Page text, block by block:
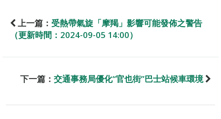
上一篇： 受熱帶氣旋「摩羯」影響可能發佈之警告
（更新時間：2024-09-05 14:00）
下一篇： 交通事務局優化“官也街”巴士站候車環境